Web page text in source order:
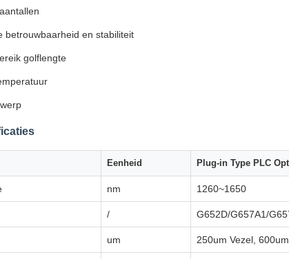
betrouwbaarheid en stabiliteit
golflengte
Eenheid Plug-in Type PLC
nm 1260~1650
/ G652D/G657A1/
um 250um Vezel,